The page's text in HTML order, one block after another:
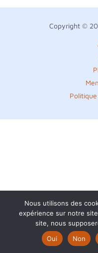
Copyright ©
Nous utilisons des
expérience sur notre
site, nous
Oui
Non